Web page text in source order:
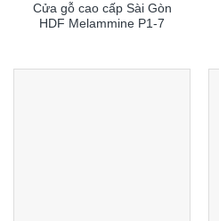
Cửa gỗ cao cấp Sài Gòn
HDF Melammine P1-7